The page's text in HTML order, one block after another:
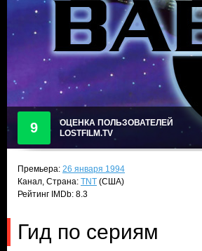
9
ОЦЕНКА ПОЛЬЗОВАТЕЛЕЙ
LOSTFILM.TV
Премьера: 26 января 1994
Канал, Страна: TNT (США)
Рейтинг IMDb: 8.3
Гид по сериям